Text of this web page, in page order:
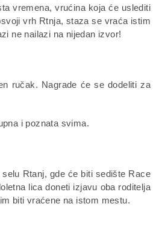
vremena, vrućina koja će uslediti
vrh Rtnja, staza se vraća istim
ne nailazi na nijedan izvor!
ručak. Nagrade će se dodeliti za
i poznata svima.
Rtanj, gde će biti sedište Race
lica doneti izjavu oba roditelja
biti vraćene na istom mestu.